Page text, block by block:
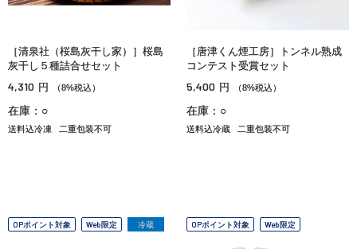
［清泉社（桜島灰干し家）］桜島
灰干し５種詰合せセット
4,310 円 （8%税込）
在庫：○
送料込冷凍 二重包装不可
［唐津くん煙工房］トンネル熟成
コンテスト受賞セット
5,400 円 （8%税込）
在庫：○
送料込冷蔵 二重包装不可
OPポイント対象 Web限定 冷蔵 OPポイント対象 Web限定